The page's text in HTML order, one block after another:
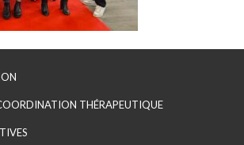
THÉRAPEUTIQUE